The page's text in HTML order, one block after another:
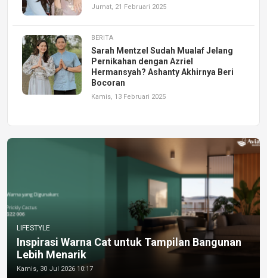
Jumat, 21 Februari 2025
BERITA
Sarah Mentzel Sudah Mualaf Jelang
Pernikahan dengan Azriel
Hermansyah? Ashanty Akhirnya Beri
Bocoran
Kamis, 13 Februari 2025
LIFESTYLE
Inspirasi Warna Cat untuk Tampilan Bangunan
Lebih Menarik
Kamis, 30 Jul 2026 10:17